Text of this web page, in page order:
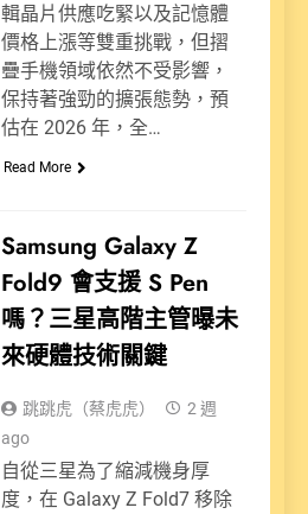
輯晶片供應吃緊以及記憶體
價格上漲等雙重挑戰，但摺
疊手機領域依然不受影響，
保持著強勁的擴張態勢，預
估在 2026 年，全…
Read More
Samsung Galaxy Z
Fold9 會支援 S Pen
嗎？三星高階主管曝未
來硬體技術關鍵
跳跳虎（蔡虎虎）
2 週
ago
自從三星為了縮減機身厚
度，在 Galaxy Z Fold7 移除